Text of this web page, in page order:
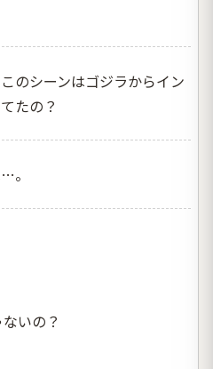
シーンはゴジラからイン
たの？
。
いの？